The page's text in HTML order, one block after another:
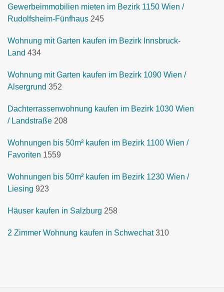
Gewerbeimmobilien mieten im Bezirk 1150 Wien /
Rudolfsheim-Fünfhaus 245
Wohnung mit Garten kaufen im Bezirk Innsbruck-
Land 434
Wohnung mit Garten kaufen im Bezirk 1090 Wien /
Alsergrund 352
Dachterrassenwohnung kaufen im Bezirk 1030 Wien
/ Landstraße 208
Wohnungen bis 50m² kaufen im Bezirk 1100 Wien /
Favoriten 1559
Wohnungen bis 50m² kaufen im Bezirk 1230 Wien /
Liesing 923
Häuser kaufen in Salzburg 258
2 Zimmer Wohnung kaufen in Schwechat 310